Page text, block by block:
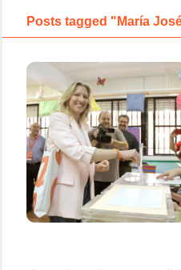
Posts tagged "María